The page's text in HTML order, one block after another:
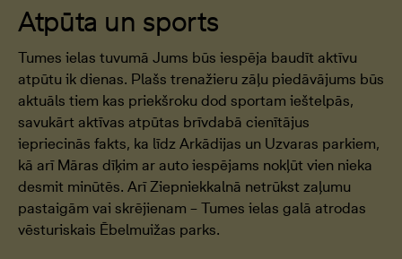
Atpūta un sports
Tumes ielas tuvumā Jums būs iespēja baudīt aktīvu
atpūtu ik dienas. Plašs trenažieru zāļu piedāvājums būs
aktuāls tiem kas priekšroku dod sportam ieštelpās,
savukārt aktīvas atpūtas brīvdabā cienītājus
iepriecinās fakts, ka līdz Arkādijas un Uzvaras parkiem,
kā arī Māras dīķim ar auto iespējams nokļūt vien nieka
desmit minūtēs. Arī Ziepniekkalnā netrūkst zaļumu
pastaigām vai skrējienam – Tumes ielas galā atrodas
vēsturiskais Ēbelmuižas parks.